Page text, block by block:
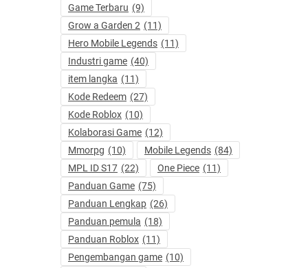
Game Terbaru (9)
Grow a Garden 2 (11)
Hero Mobile Legends (11)
Industri game (40)
item langka (11)
Kode Redeem (27)
Kode Roblox (10)
Kolaborasi Game (12)
Mmorpg (10) Mobile Legends (84)
MPL ID S17 (22) One Piece (11)
Panduan Game (75)
Panduan Lengkap (26)
Panduan pemula (18)
Panduan Roblox (11)
Pengembangan game (10)